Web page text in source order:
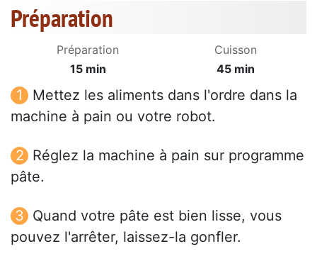
Préparation
Préparation
15 min
Cuisson
45 min
Mettez les aliments dans l'ordre dans la
machine à pain ou votre robot.
Réglez la machine à pain sur programme
pâte.
Quand votre pâte est bien lisse, vous
pouvez l'arrêter, laissez-la gonfler.